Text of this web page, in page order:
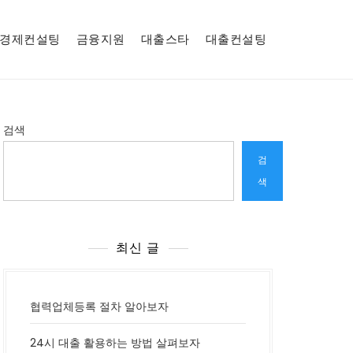
경제컨설팅 금융지원 대출스타 대출컨설팅
검색
검
색
최신 글
협력업체등록 절차 알아보자
24시 대출 활용하는 방법 살펴보자